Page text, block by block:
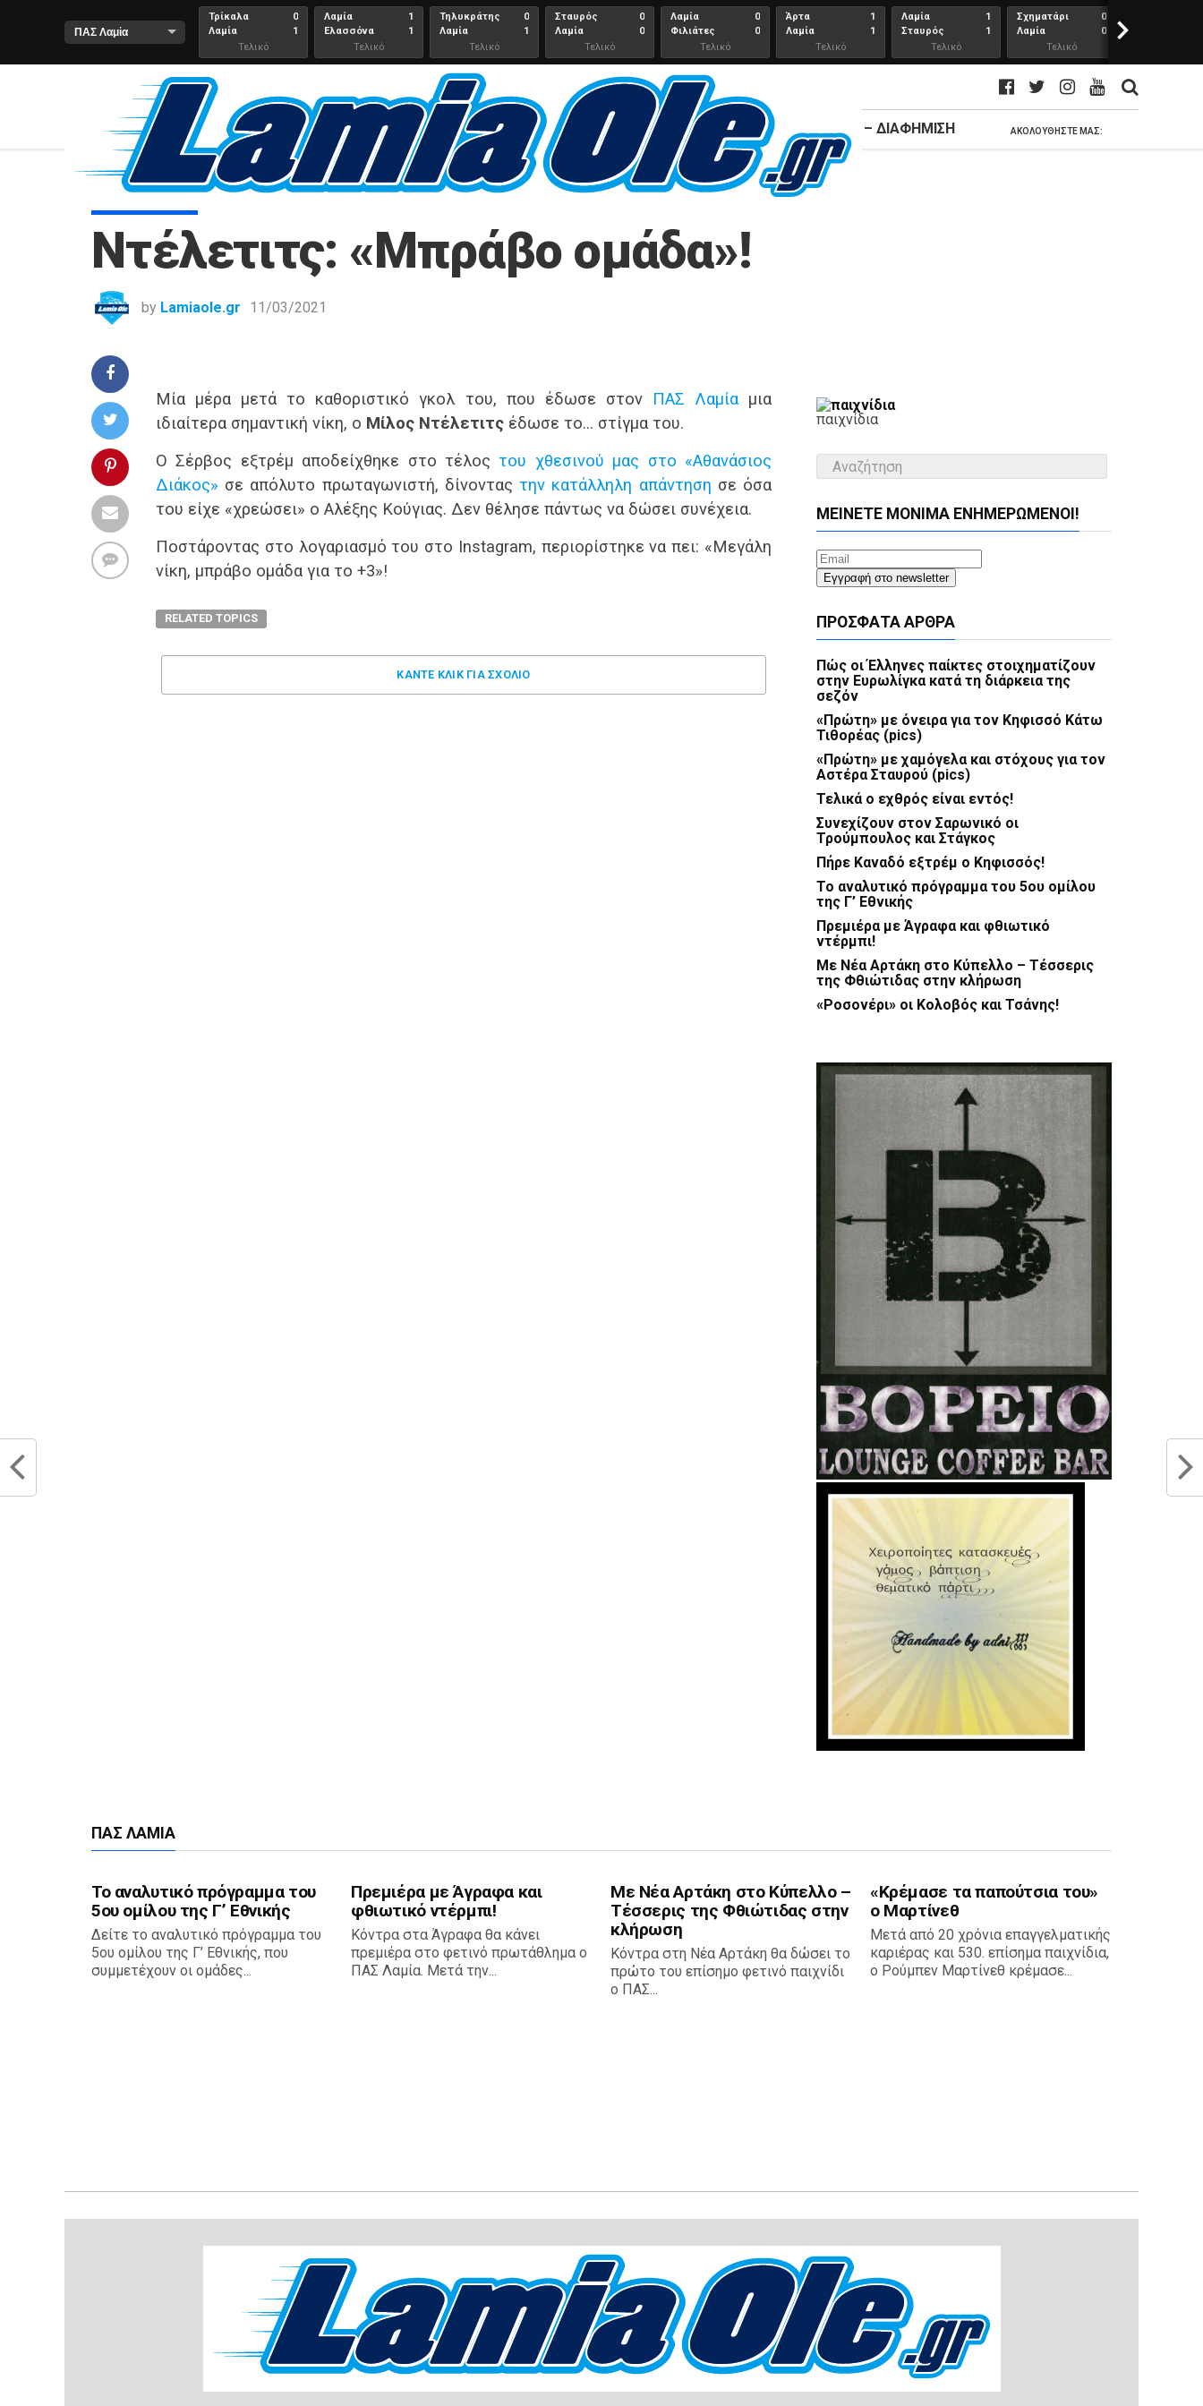
Τρίκαλα
Λαμία
0
1
Τελικό
αποτέλεσμα
Λαμία
Ελασσόνα
1
1
Τελικό
Αποτέλεσμα
Τηλυκράτης
Λαμία
0
1
Τελικό
αποτέλεσμα
Σταυρός
Λαμία
0
0
Τελικό
αποτέλεσμα
Λαμία
Φιλιάτες
0
0
Τελικό
Αποτέλεσμα
Άρτα
Λαμία
1
1
Τελικό
αποτέλεσμα
Λαμία
Σταυρός
1
1
Τελικό
αποτέλεσμα
Σχηματάρι
Λαμία
0
0
Τελικό
αποτέλεσμα
>
ΑΚΟΛΟΥΘΉΣΤΕ ΜΑΣ:
ΑΡΧΙΚΗ ΑΡΘΡΑ ΠΑΣ ΛΑΜΙΑ ΟΙ ΥΠΟΛΟΙΠΟΙ ΑΛΛΑ ΑΘΛΗΜΑΤΑ ΣΥΝΕΝΤΕΎΞΕΙΣ ΕΠΙΚΟΙΝΩΝΊΑ – ΔΙΑΦΉΜΙΣΗ
Ντέλετιτς: «Μπράβο ομάδα»!
by Lamiaole.gr 11/03/2021
Μία μέρα μετά το καθοριστικό γκολ του, που έδωσε στον ΠΑΣ Λαμίαμια
ιδιαίτερα σημαντική νίκη, ο Μίλος Ντέλετιτς έδωσε το… στίγμα του.
Ο Σέρβος εξτρέμ αποδείχθηκε στο τέλοςτου χθεσινού μας στο «Αθανάσιος
Διάκος» σε απόλυτο πρωταγωνιστή, δίνονταςτην κατάλληλη απάντηση σε όσα
του είχε «χρεώσει» ο Αλέξης Κούγιας. Δεν θέλησε πάντως να δώσει συνέχεια.
Ποστάροντας στο λογαριασμό του στο Instagram, περιορίστηκε να πει: «Μεγάλη
νίκη, μπράβο ομάδα για το +3»!
RELATED TOPICS
ΚΑΝΤΕ ΚΛΊΚ ΓΙΑ ΣΧΌΛΙΟ
παιχνίδια
ΜΕΊΝΕΤΕ ΜΌΝΙΜΑ ΕΝΗΜΕΡΏΜΕΝΟΙ!
ΠΡΌΣΦΑΤΑ ΆΡΘΡΑ
Πώς οι Έλληνες παίκτες στοιχηματίζουν
στην Ευρωλίγκα κατά τη διάρκεια της
σεζόν
«Πρώτη» με όνειρα για τον Κηφισσό Κάτω
Τιθορέας (pics)
«Πρώτη» με χαμόγελα και στόχους για τον
Αστέρα Σταυρού (pics)
Τελικά ο εχθρός είναι εντός!
Συνεχίζουν στον Σαρωνικό οι
Τρούμπουλος και Στάγκος
Πήρε Καναδό εξτρέμ ο Κηφισσός!
Το αναλυτικό πρόγραμμα του 5ου ομίλου
της Γ’ Εθνικής
Πρεμιέρα με Άγραφα και φθιωτικό
ντέρμπι!
Με Νέα Αρτάκη στο Κύπελλο – Τέσσερις
της Φθιώτιδας στην κλήρωση
«Ροσονέρι» οι Κολοβός και Τσάνης!
ΠΑΣ ΛΑΜΊΑ
Το αναλυτικό πρόγραμμα του
5ου ομίλου της Γ’ Εθνικής
Δείτε το αναλυτικό πρόγραμμα του
5ου ομίλου της Γ’ Εθνικής, που
συμμετέχουν οι ομάδες...
Πρεμιέρα με Άγραφα και
φθιωτικό ντέρμπι!
Κόντρα στα Άγραφα θα κάνει
πρεμιέρα στο φετινό πρωτάθλημα ο
ΠΑΣ Λαμία. Μετά την...
Με Νέα Αρτάκη στο Κύπελλο –
Τέσσερις της Φθιώτιδας στην
κλήρωση
Κόντρα στη Νέα Αρτάκη θα δώσει το
πρώτο του επίσημο φετινό παιχνίδι
ο ΠΑΣ...
«Κρέμασε τα παπούτσια του»
ο Μαρτίνεθ
Μετά από 20 χρόνια επαγγελματικής
καριέρας και 530. επίσημα παιχνίδια,
ο Ρούμπεν Μαρτίνεθ κρέμασε...